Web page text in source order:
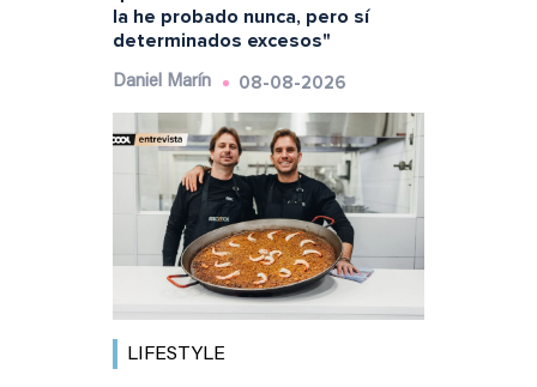
la he probado nunca, pero sí
determinados excesos"
Daniel Marín 08-08-2026
LIFESTYLE